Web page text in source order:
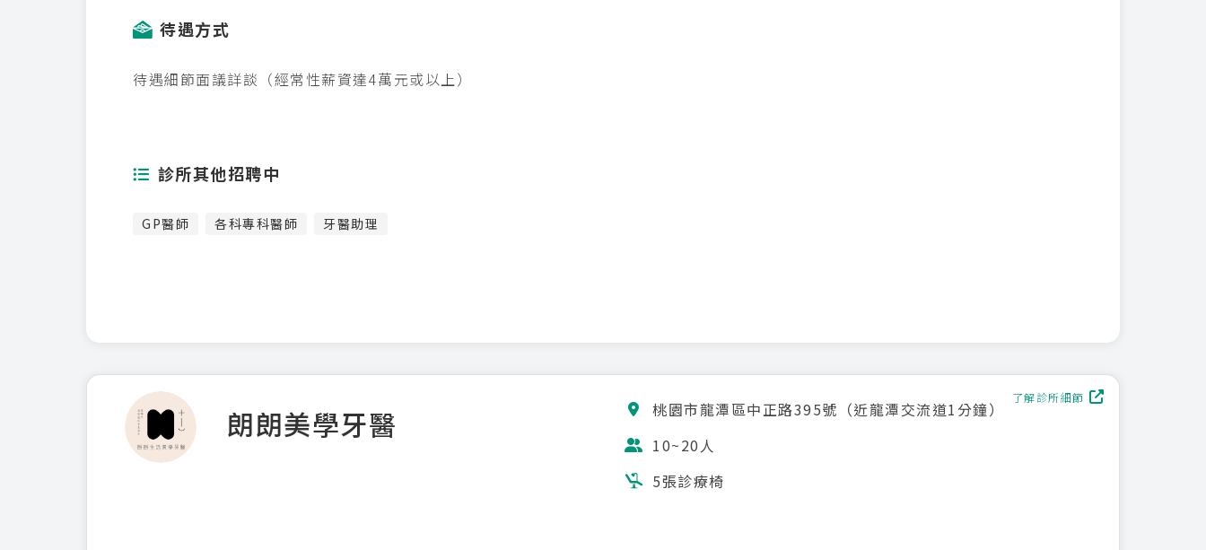
待遇方式
待遇細節面議詳談（經常性薪資達4萬元或以上）
診所其他招聘中
GP醫師 各科專科醫師 牙醫助理
了解診所細節
朗朗美學牙醫
桃園市龍潭區中正路395號（近龍潭交流道1分鐘）
10~20人
5張診療椅